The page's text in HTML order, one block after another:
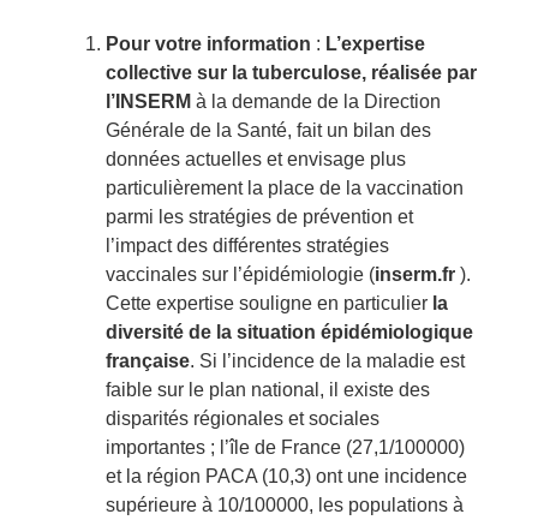
Pour votre information : L’expertise
collective sur la tuberculose, réalisée par
l’INSERM à la demande de la Direction
Générale de la Santé, fait un bilan des
données actuelles et envisage plus
particulièrement la place de la vaccination
parmi les stratégies de prévention et
l’impact des différentes stratégies
vaccinales sur l’épidémiologie (inserm.fr ).
Cette expertise souligne en particulier la
diversité de la situation épidémiologique
française. Si l’incidence de la maladie est
faible sur le plan national, il existe des
disparités régionales et sociales
importantes ; l’île de France (27,1/100000)
et la région PACA (10,3) ont une incidence
supérieure à 10/100000, les populations à